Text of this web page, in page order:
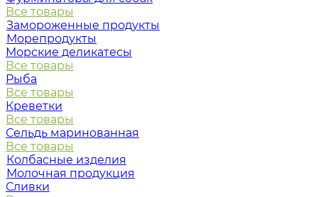
Все товары
Замороженные продукты
Морепродукты
Морские деликатесы
Все товары
Рыба
Все товары
Креветки
Все товары
Сельдь маринованная
Все товары
Колбасные изделия
Молочная продукция
Сливки